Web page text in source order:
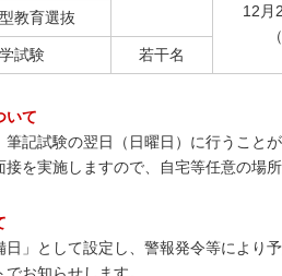
12月
教育選抜
試験 若干名
いて
記試験の翌日（日曜日）に行うことが
を実施しますので、自宅等任意の場
」として設定し、警報発令等により